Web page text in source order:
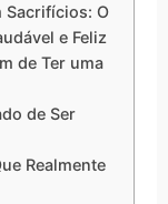
Sacrifícios: O
e Feliz
de Ter uma
de Ser
Realmente